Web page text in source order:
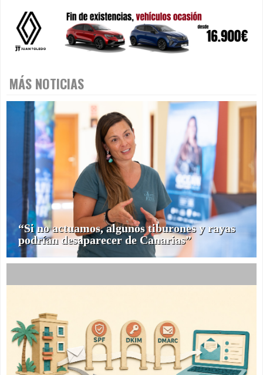
MÁS NOTICIAS
“Si no actuamos, algunos tiburones y rayas
podrían desaparecer de Canarias”